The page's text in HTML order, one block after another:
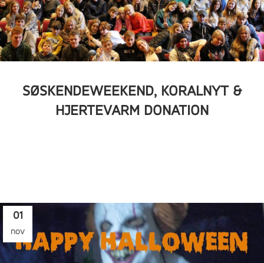
SØSKENDEWEEKEND, KORALNYT &
HJERTEVARM DONATION
01
nov